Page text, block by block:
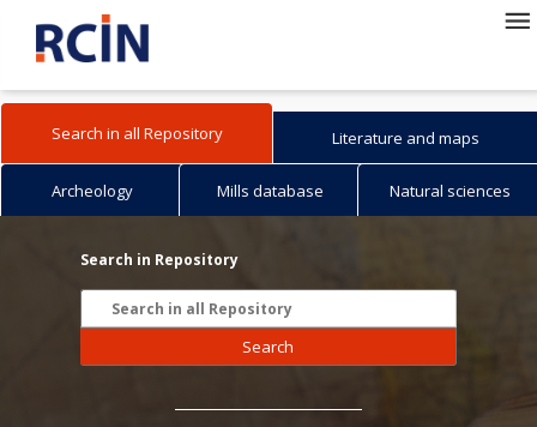
Search in all Repository Literature and maps
Archeology Mills database Natural sciences
Search in Repository
Search